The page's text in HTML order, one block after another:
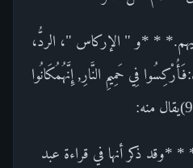
* *و " الإركاس "، الردُّ،
فِي حَمِيمِ النَّارِ, إِنَّهُمُكَانُوا
ذكر أنها في قراءة عبد